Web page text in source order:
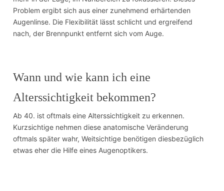
Problem ergibt sich aus einer zunehmend erhärtenden
Augenlinse. Die Flexibilität lässt schlicht und ergreifend
nach, der Brennpunkt entfernt sich vom Auge.
Wann und wie kann ich eine
Alterssichtigkeit bekommen?
Ab 40. ist oftmals eine Alterssichtigkeit zu erkennen.
Kurzsichtige nehmen diese anatomische Veränderung
oftmals später wahr, Weitsichtige benötigen diesbezüglich
etwas eher die Hilfe eines Augenoptikers.